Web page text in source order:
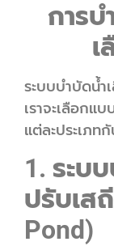
การ
เ
ระบบบำบัดน้ำ
เราจะเลือกแ
แต่ละประเภท
1. ระบ
ปรับเส
Pond)